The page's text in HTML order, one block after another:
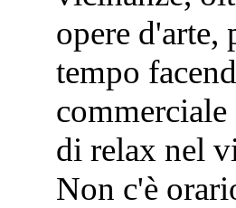
opere d'arte,
tempo
di relax nel
Non c'è